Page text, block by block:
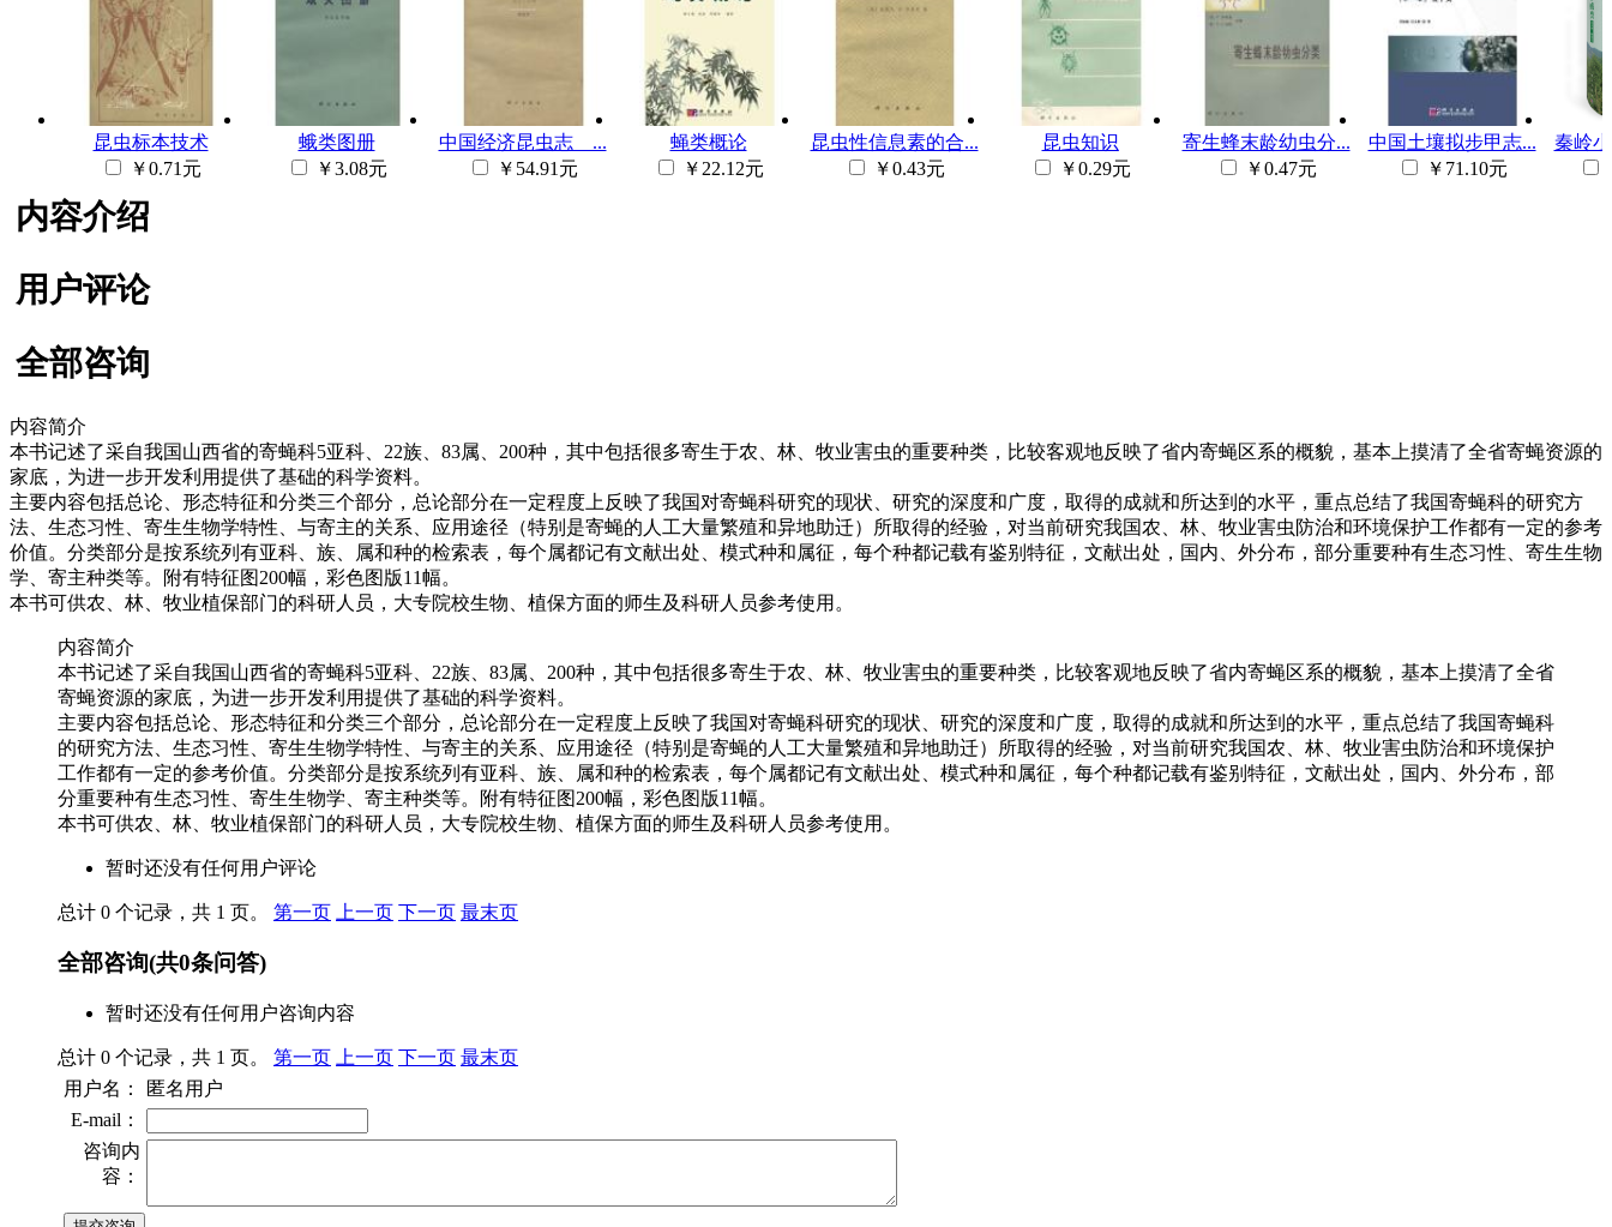
昆虫标本技术
￥0.71元
蛾类图册
￥3.08元
中国经济昆虫志 ...
￥54.91元
蝇类概论
￥22.12元
昆虫性信息素的合...
￥0.43元
昆虫知识
￥0.29元
寄生蜂末龄幼虫分...
￥0.47元
中国土壤拟步甲志...
￥71.10元
秦岭
内容介绍
用户评论
全部咨询
内容简介
本书记述了采自我国山西省的寄蝇科5亚科、22族、83属、200种，其中包括很多寄生于农、林、牧业害虫的重要种类，比较客观地反映了省内寄蝇区系的概貌，基本上摸清了全省寄蝇资源的
家底，为进一步开发利用提供了基础的科学资料。
主要内容包括总论、形态特征和分类三个部分，总论部分在一定程度上反映了我国对寄蝇科研究的现状、研究的深度和广度，取得的成就和所达到的水平，重点总结了我国寄蝇科的研究方
法、生态习性、寄生生物学特性、与寄主的关系、应用途径（特别是寄蝇的人工大量繁殖和异地助迁）所取得的经验，对当前研究我国农、林、牧业害虫防治和环境保护工作都有一定的参考
价值。分类部分是按系统列有亚科、族、属和种的检索表，每个属都记有文献出处、模式种和属征，每个种都记载有鉴别特征，文献出处，国内、外分布，部分重要种有生态习性、寄生生物
学、寄主种类等。附有特征图200幅，彩色图版11幅。
本书可供农、林、牧业植保部门的科研人员，大专院校生物、植保方面的师生及科研人员参考使用。
内容简介
本书记述了采自我国山西省的寄蝇科5亚科、22族、83属、200种，其中包括很多寄生于农、林、牧业害虫的重要种类，比较客观地反映了省内寄蝇区系的概貌，基本上摸清了全省
寄蝇资源的家底，为进一步开发利用提供了基础的科学资料。
主要内容包括总论、形态特征和分类三个部分，总论部分在一定程度上反映了我国对寄蝇科研究的现状、研究的深度和广度，取得的成就和所达到的水平，重点总结了我国寄蝇科
的研究方法、生态习性、寄生生物学特性、与寄主的关系、应用途径（特别是寄蝇的人工大量繁殖和异地助迁）所取得的经验，对当前研究我国农、林、牧业害虫防治和环境保护
工作都有一定的参考价值。分类部分是按系统列有亚科、族、属和种的检索表，每个属都记有文献出处、模式种和属征，每个种都记载有鉴别特征，文献出处，国内、外分布，部
分重要种有生态习性、寄生生物学、寄主种类等。附有特征图200幅，彩色图版11幅。
本书可供农、林、牧业植保部门的科研人员，大专院校生物、植保方面的师生及科研人员参考使用。
暂时还没有任何用户评论
总计 0 个记录，共 1 页。 第一页 上一页 下一页 最末页
全部咨询(共0条问答)
暂时还没有任何用户咨询内容
总计 0 个记录，共 1 页。 第一页 上一页 下一页 最末页
用户名：
匿名用户
E-mail：
咨询内
容：